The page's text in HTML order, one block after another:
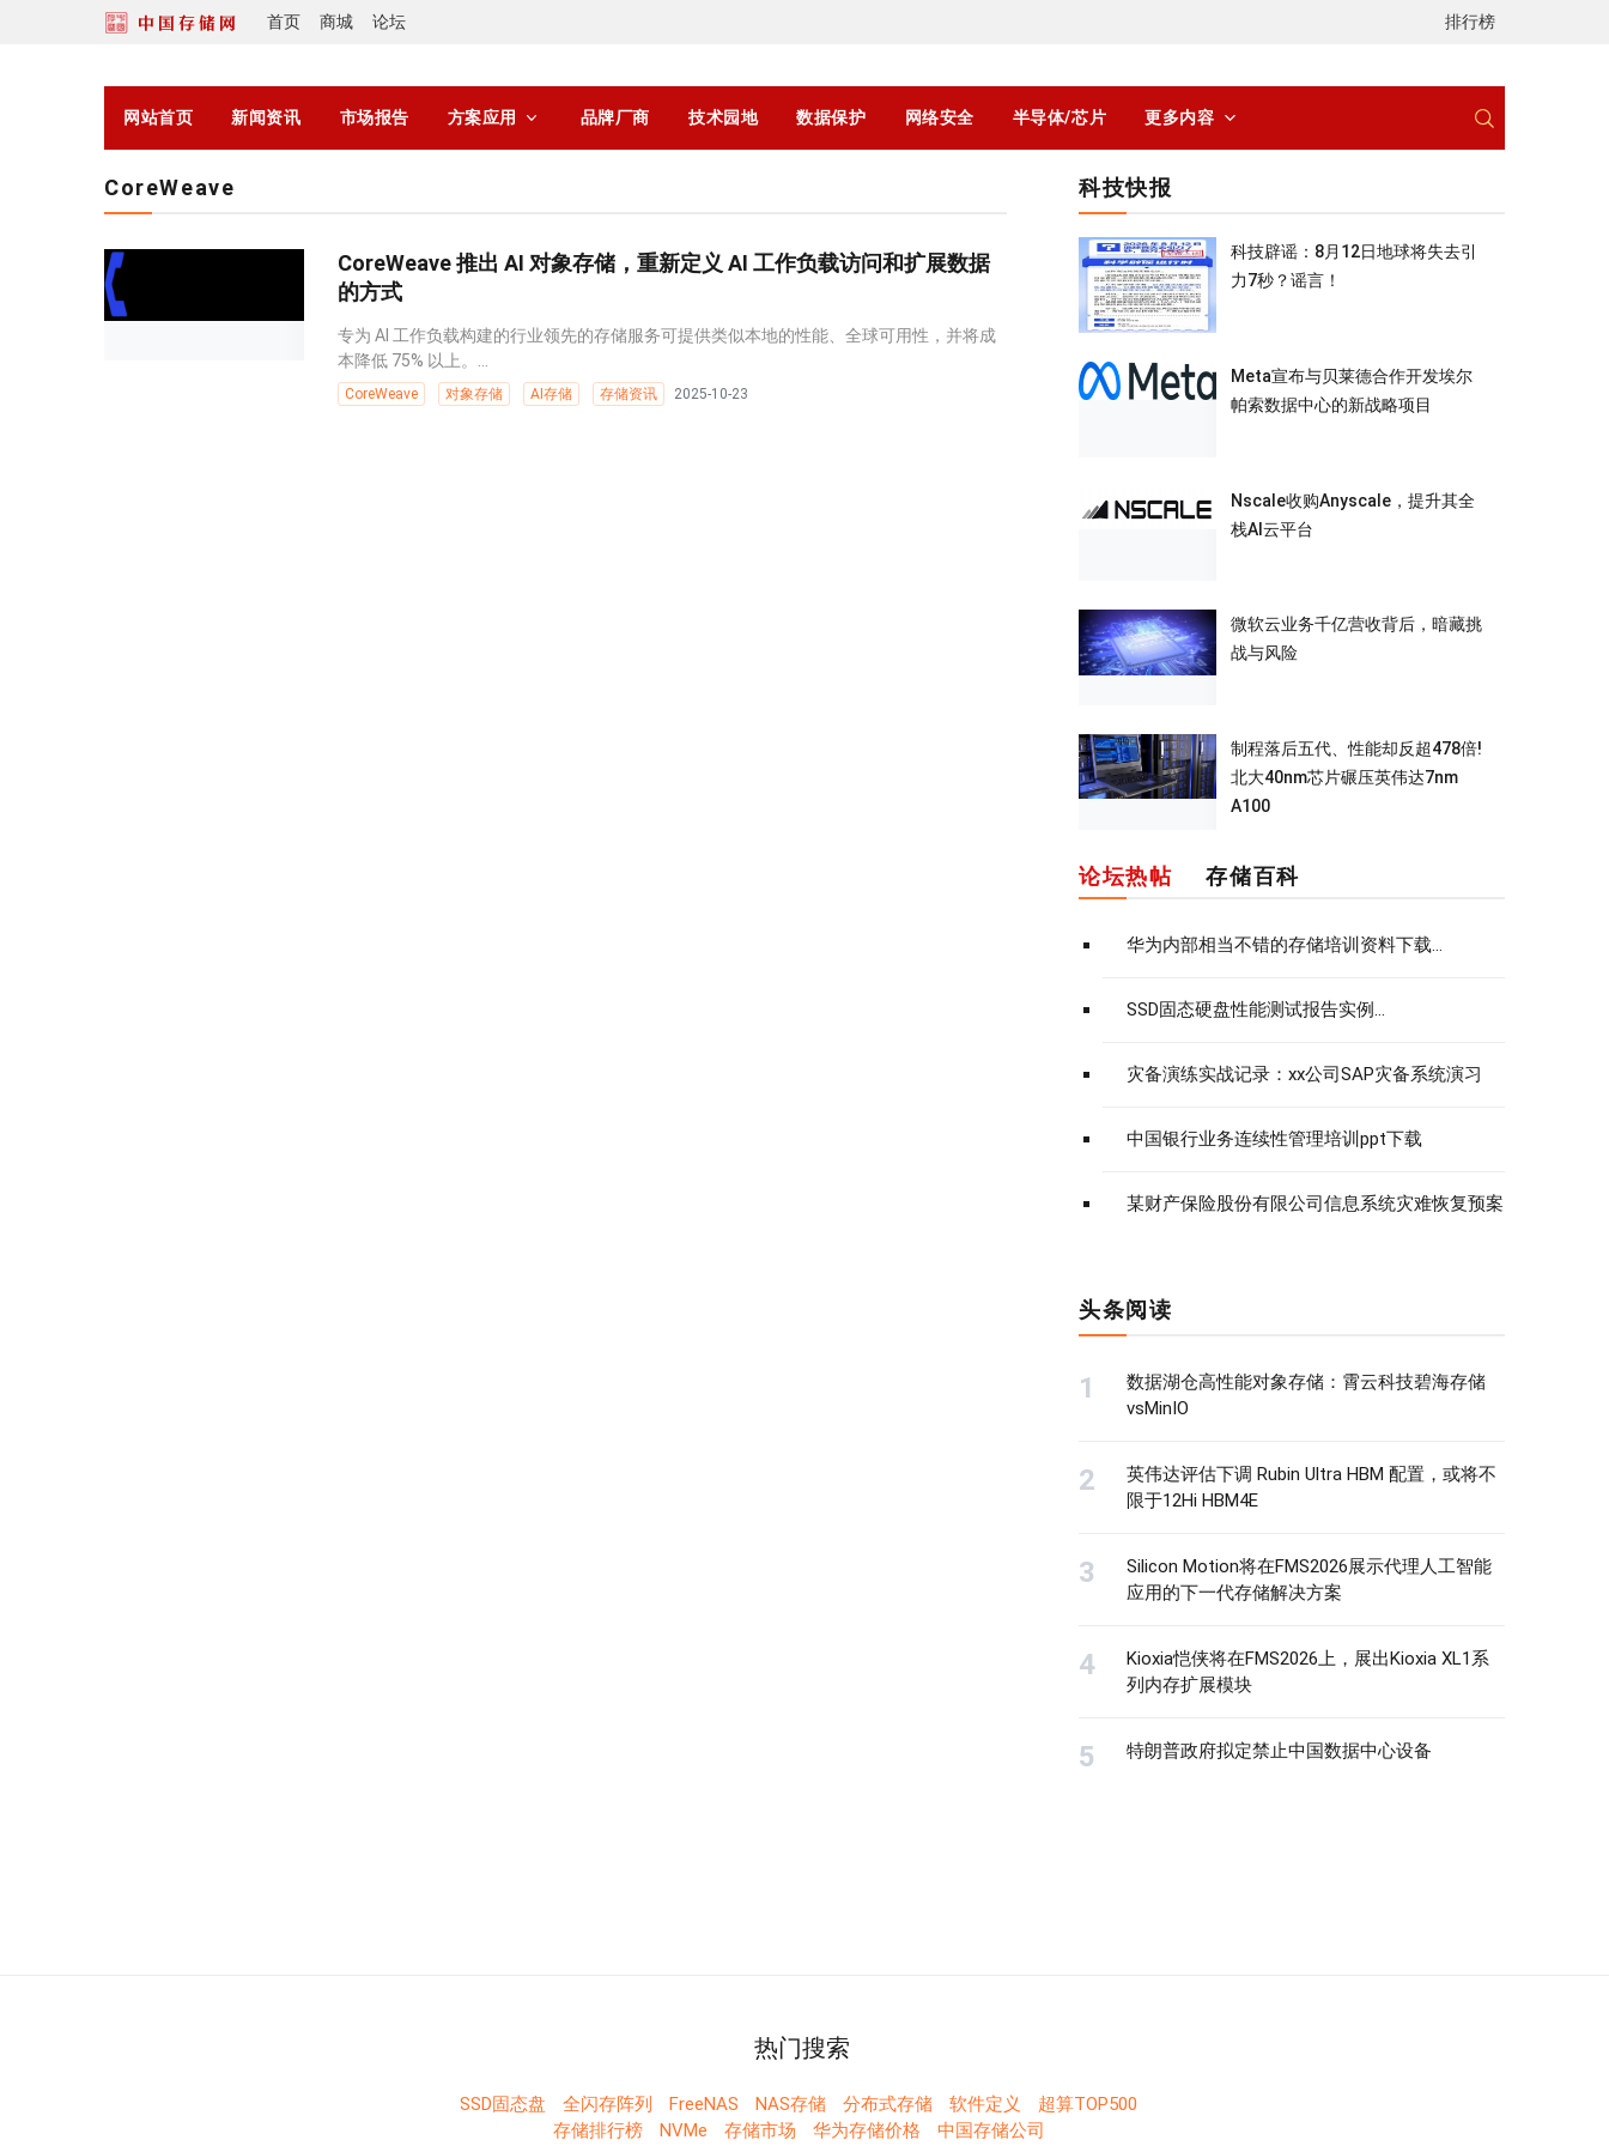
首页 商城 论坛 排行榜
网站首页 新闻资讯 市场报告 方案应用 品牌厂商 技术园地 数据保护 网络安全 半导体/芯片 更多内容
CoreWeave
CoreWeave 推出 AI 对象存储，重新定义 AI 工作负载访问和扩展数据
的方式
专为 AI 工作负载构建的行业领先的存储服务可提供类似本地的性能、全球可用性，并将成
本降低 75% 以上。...
CoreWeave 对象存储 AI存储 存储资讯 2025-10-23
科技快报
科技辟谣：8月12日地球将失去引
力7秒？谣言！
Meta宣布与贝莱德合作开发埃尔
帕索数据中心的新战略项目
Nscale收购Anyscale，提升其全
栈AI云平台
微软云业务千亿营收背后，暗藏挑
战与风险
制程落后五代、性能却反超478倍!
北大40nm芯片碾压英伟达7nm
A100
论坛热帖 存储百科
华为内部相当不错的存储培训资料下载...
SSD固态硬盘性能测试报告实例...
灾备演练实战记录：xx公司SAP灾备系统演习
中国银行业务连续性管理培训ppt下载
某财产保险股份有限公司信息系统灾难恢复预案
头条阅读
数据湖仓高性能对象存储：霄云科技碧海存储
vsMinIO
英伟达评估下调 Rubin Ultra HBM 配置，或将不
限于12Hi HBM4E
Silicon Motion将在FMS2026展示代理人工智能
应用的下一代存储解决方案
Kioxia恺侠将在FMS2026上，展出Kioxia XL1系
列内存扩展模块
特朗普政府拟定禁止中国数据中心设备
热门搜索
SSD固态盘 全闪存阵列 FreeNAS NAS存储 分布式存储 软件定义
超算TOP500
存储排行榜
NVMe 存储市场 华为存储价格 中国存储公司